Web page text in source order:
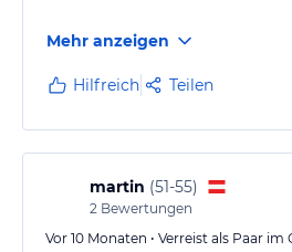
Mehr anzeigen
Hilfreich Teilen
martin (51-55)
2 Bewertungen
Vor 10 Monaten • Verreist als Paar